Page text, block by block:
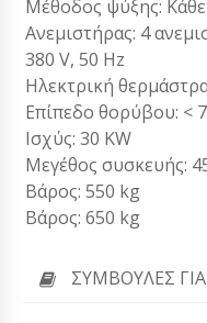
Μέθοδος ψύξης:
Ανεμιστήρας: 4
380 V, 50 Hz
Ηλεκτρική
Επίπεδο θορύβου: <
Ισχύς: 30 KW
Μεγέθος συσκευής:
Βάρος: 550 kg
Βάρος: 650 kg
ΣΥΜΒΟΥΛΈΣ